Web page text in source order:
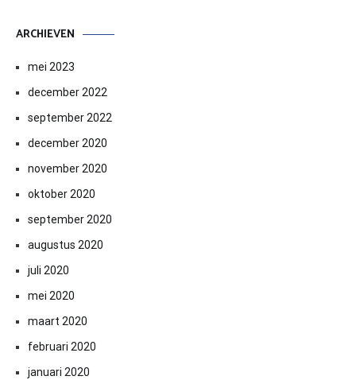
ARCHIEVEN
mei 2023
december 2022
september 2022
december 2020
november 2020
oktober 2020
september 2020
augustus 2020
juli 2020
mei 2020
maart 2020
februari 2020
januari 2020